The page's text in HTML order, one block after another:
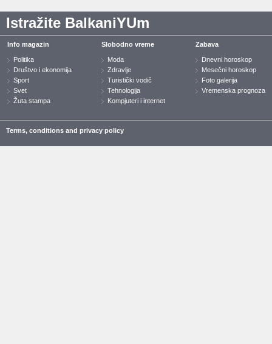
Istražite BalkaniYUm
Info magazin
Politika
Društvo i ekonomija
Sport
Svet
Žuta stampa
Slobodno vreme
Moda
Zdravlje
Turistički vodič
Tehnologija
Kompjuteri i internet
Zabava
Dnevni horoskop
Mesečni horoskop
Foto galerija
Vremenska prognoza
Terms, conditions and privacy policy